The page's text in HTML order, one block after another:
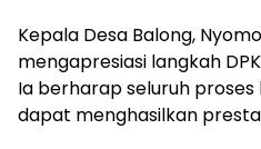
Kepala Desa Balong,
mengapresiasi langkah
Ia berharap seluruh
dapat menghasilkan